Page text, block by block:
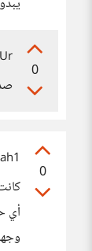
0
0
أي